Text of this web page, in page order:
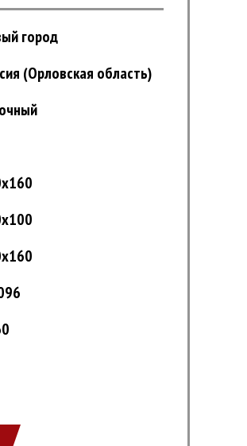
город
(Орловская область)